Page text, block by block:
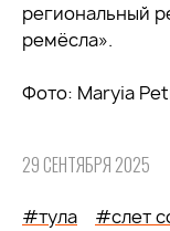
региональный
ремёсла».
Фото: Maryia
29 СЕНТЯБРЯ 2025
#тула #слет